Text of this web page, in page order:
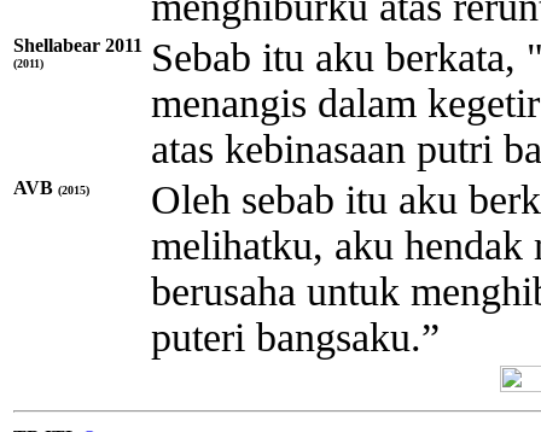
Shellabear 2011
(2011)
Sebab itu aku
menangis dalam
atas kebinasaan putri
AVB (2015)
Oleh sebab itu aku
melihatku, aku hendak
berusaha untuk
puteri bangsaku.”